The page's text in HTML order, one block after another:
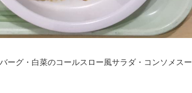
ーグ・白菜のコールスロー風サラダ・コンソメスー